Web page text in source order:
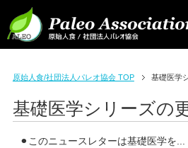
原始人食/社団法人パレオ協会 TOP 基礎医学
基礎医学シリーズの
⚫︎このニュースレターは基礎医学を...